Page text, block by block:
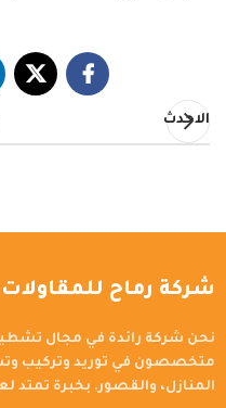
الاحدث
شركة رماح للمقاولات
نحن شركة رائدة في مجال
متخصصون في توريد وتركيب
المنازل، والقصور. بخبرة تمتد